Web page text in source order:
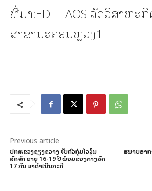
ທີ່ມາ:EDL LAOS ລັດວິສາຫະ
ສາຂານະຄອນຫຼວງ1
Previous article
ປກສ ແຂວງຊຽງຂວາງ ຈັບຕົວກຸ່ມໄວລຸ້ນ
ລົດຈັກ ອາຍຸ 16-19 ປີ ພ້ອມຂອງກາງລົດ
17 ຄັນ ມາດໍາເນີນຄະດີ
ສະພາບອາ